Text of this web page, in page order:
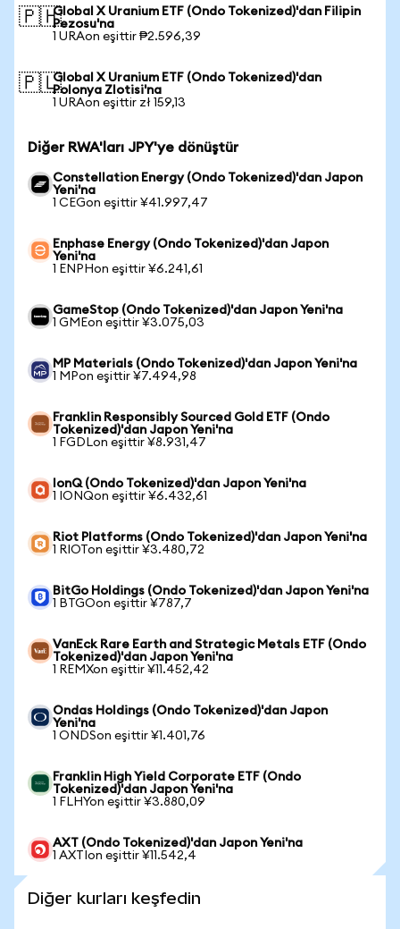
🇵🇭Global X Uranium ETF (Ondo Tokenized)'dan Filipin
Pezosu'na
1 URAon eşittir ₱2.596,39
🇵🇱Global X Uranium ETF (Ondo Tokenized)'dan
Polonya Zlotisi'na
1 URAon eşittir zł 159,13
Diğer RWA'ları JPY'ye dönüştür
Constellation Energy (Ondo Tokenized)'dan Japon
Yeni'na
1 CEGon eşittir ¥41.997,47
Enphase Energy (Ondo Tokenized)'dan Japon
Yeni'na
1 ENPHon eşittir ¥6.241,61
GameStop (Ondo Tokenized)'dan Japon Yeni'na
1 GMEon eşittir ¥3.075,03
MP Materials (Ondo Tokenized)'dan Japon Yeni'na
1 MPon eşittir ¥7.494,98
Franklin Responsibly Sourced Gold ETF (Ondo
Tokenized)'dan Japon Yeni'na
1 FGDLon eşittir ¥8.931,47
IonQ (Ondo Tokenized)'dan Japon Yeni'na
1 IONQon eşittir ¥6.432,61
Riot Platforms (Ondo Tokenized)'dan Japon Yeni'na
1 RIOTon eşittir ¥3.480,72
BitGo Holdings (Ondo Tokenized)'dan Japon Yeni'na
1 BTGOon eşittir ¥787,7
VanEck Rare Earth and Strategic Metals ETF (Ondo
Tokenized)'dan Japon Yeni'na
1 REMXon eşittir ¥11.452,42
Ondas Holdings (Ondo Tokenized)'dan Japon
Yeni'na
1 ONDSon eşittir ¥1.401,76
Franklin High Yield Corporate ETF (Ondo
Tokenized)'dan Japon Yeni'na
1 FLHYon eşittir ¥3.880,09
AXT (Ondo Tokenized)'dan Japon Yeni'na
1 AXTIon eşittir ¥11.542,4
Diğer kurları keşfedin